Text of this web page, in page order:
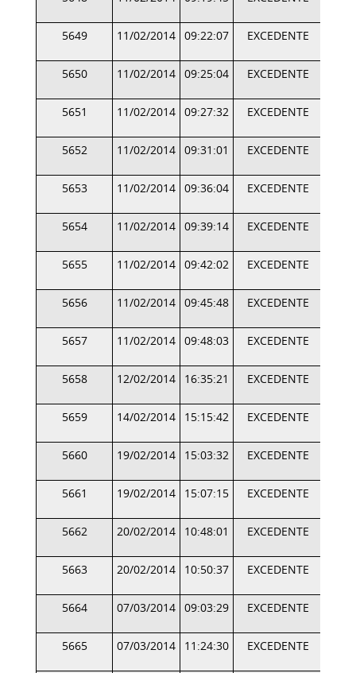
5649 11/02/2014 09:22:07 EXCEDENTE
5650 11/02/2014 09:25:04 EXCEDENTE
5651 11/02/2014 09:27:32 EXCEDENTE
5652 11/02/2014 09:31:01 EXCEDENTE
5653 11/02/2014 09:36:04 EXCEDENTE
5654 11/02/2014 09:39:14 EXCEDENTE
5655 11/02/2014 09:42:02 EXCEDENTE
5656 11/02/2014 09:45:48 EXCEDENTE
5657 11/02/2014 09:48:03 EXCEDENTE
5658 12/02/2014 16:35:21 EXCEDENTE
5659 14/02/2014 15:15:42 EXCEDENTE
5660 19/02/2014 15:03:32 EXCEDENTE
5661 19/02/2014 15:07:15 EXCEDENTE
5662 20/02/2014 10:48:01 EXCEDENTE
5663 20/02/2014 10:50:37 EXCEDENTE
5664 07/03/2014 09:03:29 EXCEDENTE
5665 07/03/2014 11:24:30 EXCEDENTE